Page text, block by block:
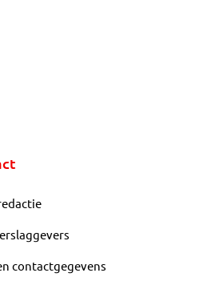
contactgegevens